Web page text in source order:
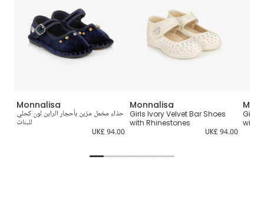
Monnalisa
حذاء مخمل مزين بأحجار الراين لون كحلي
للبنات
UK£ 94.00
Monnalisa
Girls Ivory Velvet Bar Shoes
with Rhinestones
UK£ 94.00
Girls
with